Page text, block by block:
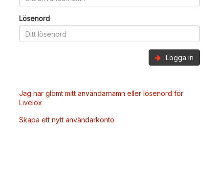
Lösenord
Logga in
Jag har glömt mitt användarnamn eller lösenord för
Livelox
Skapa ett nytt användarkonto